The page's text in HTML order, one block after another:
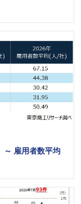
雇用者数平均